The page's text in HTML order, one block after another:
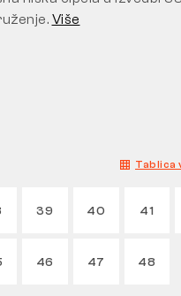
Tablica
39 40 41
46 47 48
Više